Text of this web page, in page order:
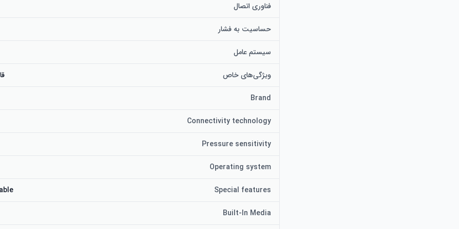
سازگار است.
فناوری اتصال
حساسیت به فشار
سیستم عامل
ویژگی‌های خاص
Brand
Connectivity technology
Pressure sensitivity
Operating system
Special features
Built-In Media